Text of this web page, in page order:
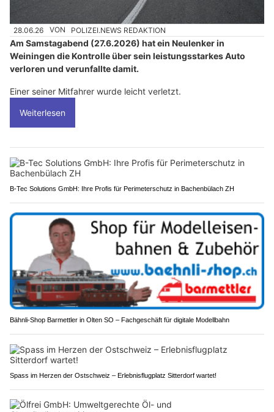
28.06.26 VON POLIZEI.NEWS REDAKTION
Am Samstagabend (27.6.2026) hat ein Neulenker in
Weiningen die Kontrolle über sein leistungsstarkes Auto
verloren und verunfallte damit.
Einer seiner Mitfahrer wurde leicht verletzt.
Weiterlesen
B-Tec Solutions GmbH: Ihre Profis für Perimeterschutz in Bachenbülach ZH
Bähnli-Shop Barmettler in Olten SO – Fachgeschäft für digitale Modellbahn
Spass im Herzen der Ostschweiz – Erlebnisflugplatz Sitterdorf wartet!